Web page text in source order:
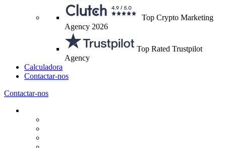
Top Crypto Marketing
Agency 2026
Top Rated Trustpilot
Agency
Calculadora
Contactar-nos
Contactar-nos